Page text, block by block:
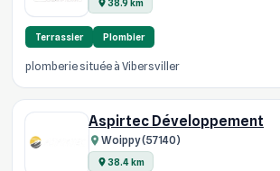
38.9 km
Terrassier Plombier
plomberie située à Vibersviller
Aspirtec Développement
Woippy (57140)
38.4 km